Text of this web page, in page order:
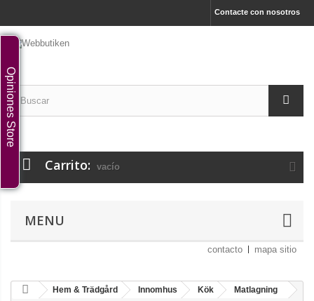
Contacte con nosotros
Carrito: vacío
MENU
contacto mapa sitio
Hem & Trädgård Innomhus Kök
Matlagning
Opiniones Store